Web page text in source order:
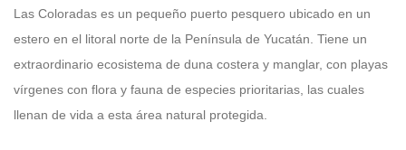
Las Coloradas es un pequeño puerto pesquero ubicado en un
estero en el litoral norte de la Península de Yucatán. Tiene un
extraordinario ecosistema de duna costera y manglar, con playas
vírgenes con flora y fauna de especies prioritarias, las cuales
llenan de vida a esta área natural protegida.